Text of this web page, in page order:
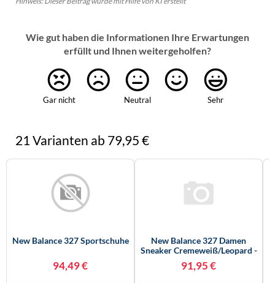
Wie gut haben die Informationen Ihre Erwartungen
erfüllt und Ihnen weitergeholfen?
Gar nicht Neutral Sehr
21 Varianten ab 79,95 €
New Balance 327 Sportschuhe
94,49 €
New Balance 327 Damen
Sneaker Cremeweiß/Leopard -
40
91,95 €